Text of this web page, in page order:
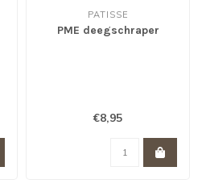
PATISSE
PME deegschraper
€8,95